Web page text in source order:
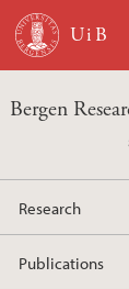
Skip to main content
Bergen
Research
Publications